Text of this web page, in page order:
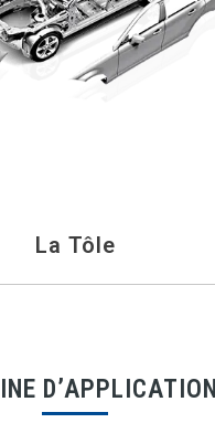
La Tôle
D’APPLICATION